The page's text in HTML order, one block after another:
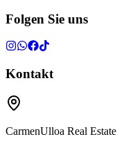
Folgen Sie uns
Kontakt
CarmenUlloa Real Estate